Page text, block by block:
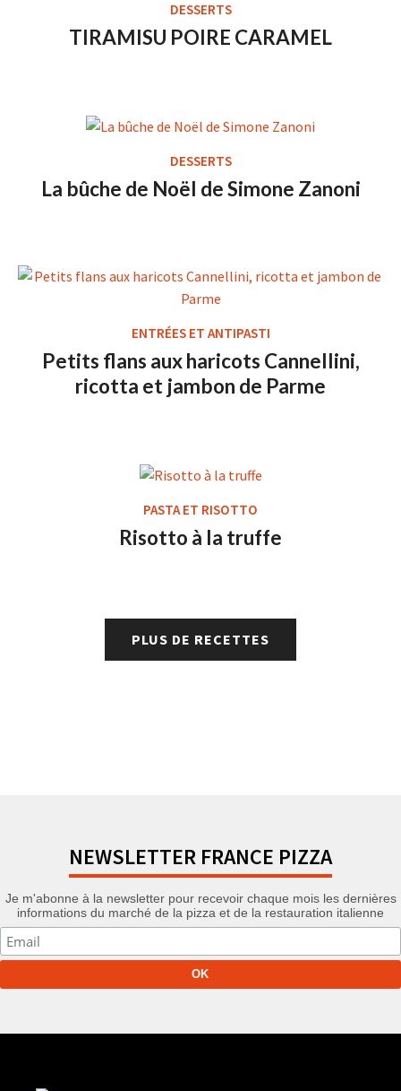
DESSERTS
TIRAMISU POIRE CARAMEL
DESSERTS
La bûche de Noël de Simone Zanoni
ENTRÉES ET ANTIPASTI
Petits flans aux haricots Cannellini,
ricotta et jambon de Parme
PASTA ET RISOTTO
Risotto à la truffe
PLUS DE RECETTES
NEWSLETTER FRANCE PIZZA
Je m'abonne à la newsletter pour recevoir chaque mois les dernières
informations du marché de la pizza et de la restauration italienne